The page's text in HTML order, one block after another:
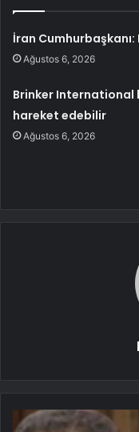
İran
Ağustos 6, 2026
Brinker International
hareket edebilir
Ağustos 6, 2026